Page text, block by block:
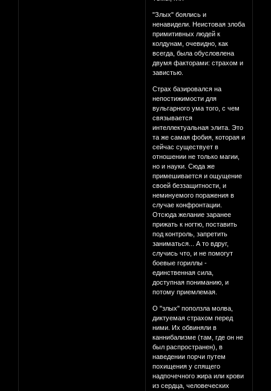
"Злых" боялись и
ненавидели. Неистовая злоба
примитивных людей к
колдунам, очевидно, как
всегда, была обусловлена
двумя факторами: страхом и
завистью.
Страх базировался на
непостижимости для
вульгарного ума того, с чем
связывается
интеллектуальная элита. Это
та же самая фобия, которая и
сейчас существует в
отношении не только магии,
но и науки. Сюда же
примешивается и ощущение
своей беззащитности, и
неминуемого поражения в
случае конфронтации.
Отсюда желание заранее
прижать к ногтю, поставить
под контроль, запретить
заниматься... А то вдруг,
случись что, и не помогут
боевые гориллы -
единственная сила,
доступная пониманию, и
потому приемлемая.
О "злых" поползла молва,
диктуемая страхом перед
ними. Их обвиняли в
каннибализме (там, где он не
был распространен), в
наведении порчи путем
похищения у спящего
надпочечного жира или крови
из сердца, человеческих